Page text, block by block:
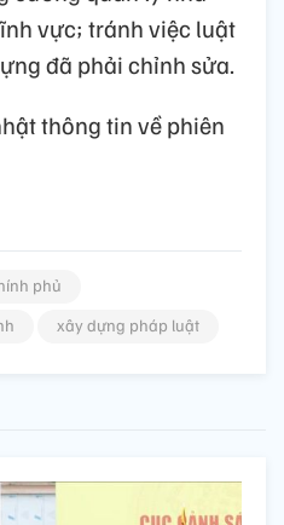
vực; tránh việc luật
đã phải chỉnh sửa.
thông tin về phiên
phủ
xây dựng pháp luật